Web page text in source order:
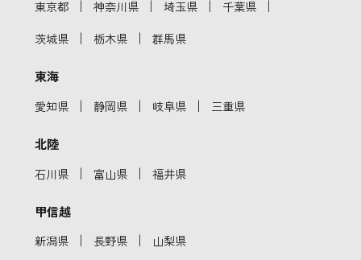
東京都 ｜ 神奈川県 ｜ 埼玉県 ｜ 千葉県 ｜
茨城県 ｜ 栃木県 ｜ 群馬県
東海
愛知県 ｜ 静岡県 ｜ 岐阜県 ｜ 三重県
北陸
石川県 ｜ 富山県 ｜ 福井県
甲信越
新潟県 ｜ 長野県 ｜ 山梨県